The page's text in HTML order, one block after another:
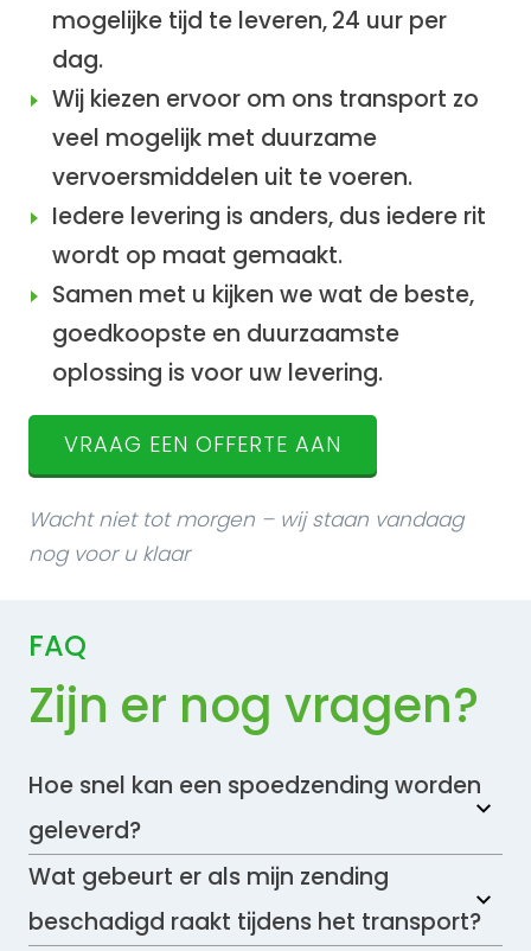
mogelijke tijd te leveren,24 uur per
dag.
Wij kiezen ervoor om ons transport zo
veel mogelijk met duurzame
vervoersmiddelen uit te voeren.
Iedere levering is anders, dus iedere rit
wordt op maat gemaakt.
Samen met u kijken we wat de beste,
goedkoopste en duurzaamste
oplossing is voor uw levering.
VRAAG EEN OFFERTE AAN
Wacht niet tot morgen – wij staan vandaag
nog voor u klaar
FAQ
Zijn er nog vragen?
Hoe snel kan een spoedzending worden
geleverd?
Wat gebeurt er als mijn zending
beschadigd raakt tijdens het transport?